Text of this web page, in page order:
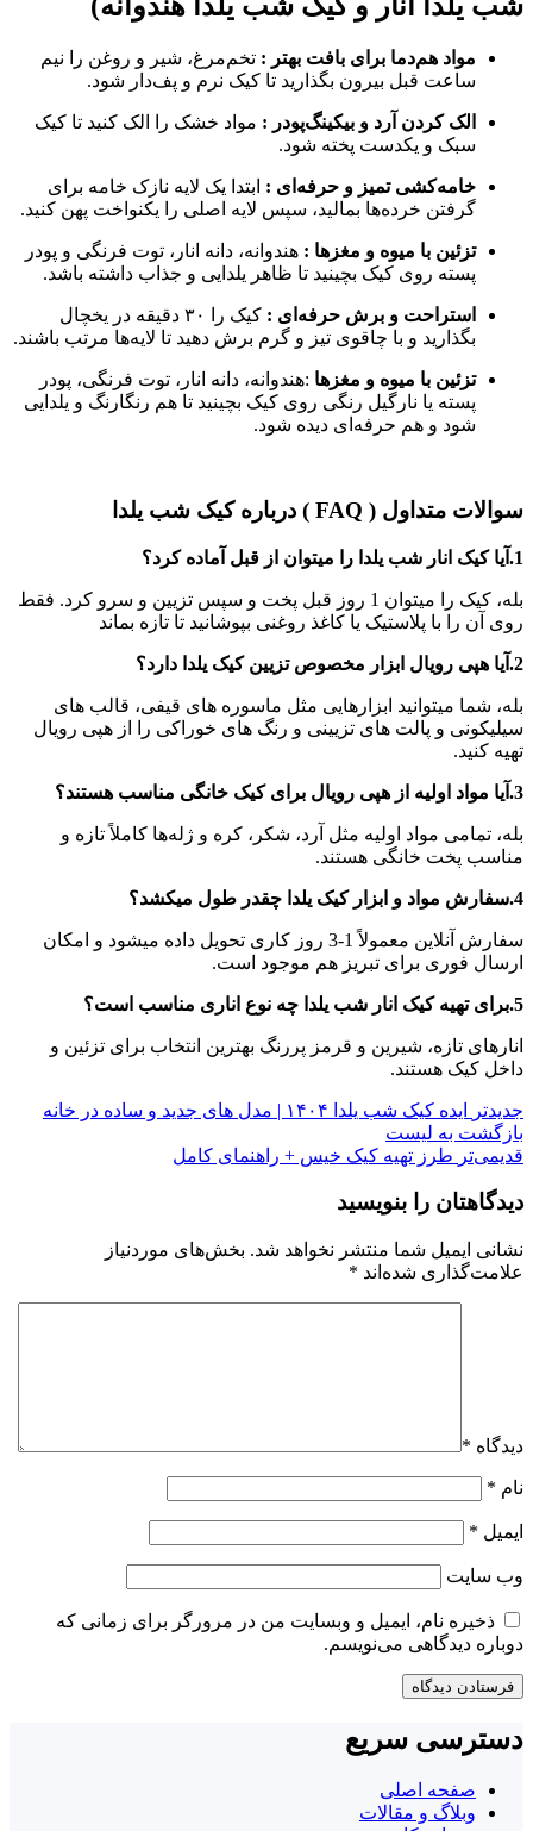
مواد هم‌دما برای بافت بهتر : تخم‌مرغ، شیر و روغن را نیم
ساعت قبل بیرون بگذارید تا کیک نرم و پف‌دار شود.
الک کردن آرد و بیکینگ‌پودر : مواد خشک را الک کنید تا کیک
سبک و یکدست پخته شود.
خامه‌کشی تمیز و حرفه‌ای : ابتدا یک لایه نازک خامه برای
گرفتن خرده‌ها بمالید، سپس لایه اصلی را یکنواخت پهن کنید.
تزئین با میوه و مغزها : هندوانه، دانه انار، توت فرنگی و پودر
پسته روی کیک بچینید تا ظاهر یلدایی و جذاب داشته باشد.
استراحت و برش حرفه‌ای :
کیک را ۳۰ دقیقه در یخچال
بگذارید و با چاقوی تیز و گرم برش دهید تا لایه‌ها مرتب باشند.
تزئین با میوه و مغزها :هندوانه، دانه انار، توت فرنگی، پودر
پسته یا نارگیل رنگی روی کیک بچینید تا هم رنگارنگ و یلدایی
شود و هم حرفه‌ای دیده شود.
سوالات متداول ( FAQ ) درباره کیک شب یلدا
1.آیا کیک انار شب یلدا را میتوان از قبل آماده کرد؟
بله، کیک را میتوان 1 روز قبل پخت و سپس تزیین و سرو کرد. فقط
روی آن را با پلاستیک یا کاغذ روغنی بپوشانید تا تازه بماند
2.آیا هپی رویال ابزار مخصوص تزیین کیک یلدا دارد؟
بله، شما میتوانید ابزارهایی مثل ماسوره‌ های قیفی، قالب‌ های
سیلیکونی و پالت‌ های تزیینی و رنگ های خوراکی را از هپی رویال
تهیه کنید.
3.آیا مواد اولیه از هپی رویال برای کیک خانگی مناسب هستند؟
بله، تمامی مواد اولیه مثل آرد، شکر، کره و ژله‌ها کاملاً تازه و
مناسب پخت خانگی هستند.
4.سفارش مواد و ابزار کیک یلدا چقدر طول میکشد؟
سفارش آنلاین معمولاً 1-3 روز کاری تحویل داده میشود و امکان
ارسال فوری برای تبریز هم موجود است.
5.برای تهیه کیک انار شب یلدا چه نوع اناری مناسب است؟
انارهای تازه، شیرین و قرمز پررنگ بهترین انتخاب برای تزئین و
داخل کیک هستند.
جدیدتر
ایده کیک شب یلدا ۱۴۰۴ | مدل های جدید و ساده در خانه
بازگشت به لیست
قدیمی‌تر طرز تهیه کیک خیس + راهنمای کامل
دیدگاهتان را بنویسید
نشانی ایمیل شما منتشر نخواهد شد. بخش‌های موردنیاز
علامت‌گذاری شده‌اند *
دیدگاه *
نام *
ایمیل *
وب‌ سایت
ذخیره نام، ایمیل و وبسایت من در مرورگر برای زمانی که
دوباره دیدگاهی می‌نویسم.
دسترسی سریع
صفحه اصلی
وبلاگ و مقالات